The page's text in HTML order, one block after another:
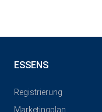
ESSENS
Registrierung
Marketingplan